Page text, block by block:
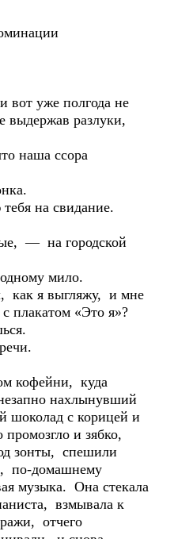
вот уже полгода не
разлуки,
наша ссора
на свидание.
— на городской
мило.
как я выгляжу, и мне
плакатом «Это я»?
кофейни, куда
нахлынувший
шоколад с корицей и
и зябко,
зонты, спешили
по-домашнему
музыка. Она стекала
взмывала к
отчего